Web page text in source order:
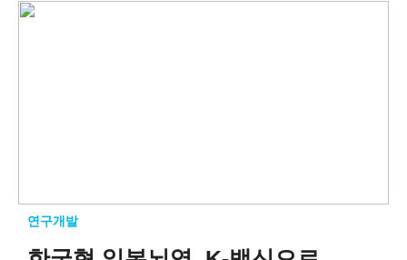
또는 전이성 흑색종 환자를 치료하기 위한 최초의
연구개발